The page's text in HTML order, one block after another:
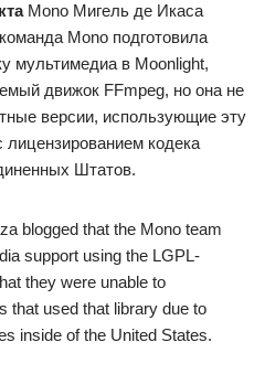
Mono Мигель де Икаса
Mono подготовила
мультимедиа в Moonlight,
движок FFmpeg, но она не
версии, использующие эту
лицензированием кодека
Штатов.
blogged that the Mono team
support using the LGPL-
they were unable to
that used that library due to
inside of the United States.